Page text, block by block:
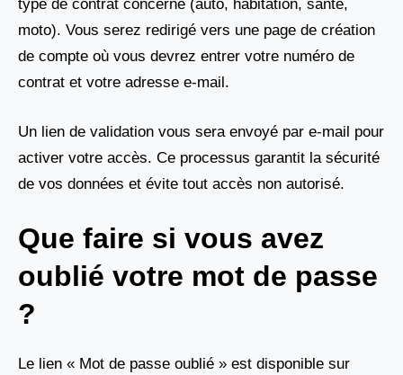
type de contrat concerné (auto, habitation, santé,
moto). Vous serez redirigé vers une page de création
de compte où vous devrez entrer votre numéro de
contrat et votre adresse e-mail.
Un lien de validation vous sera envoyé par e-mail pour
activer votre accès. Ce processus garantit la sécurité
de vos données et évite tout accès non autorisé.
Que faire si vous avez
oublié votre mot de passe
?
Le lien « Mot de passe oublié » est disponible sur